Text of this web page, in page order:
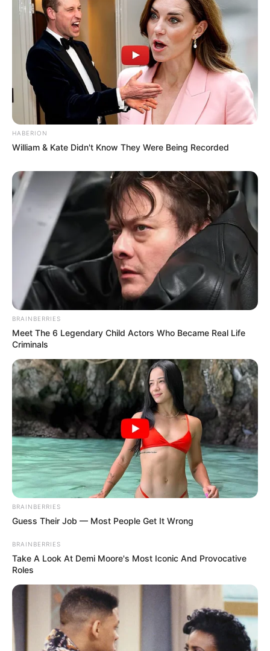
HABERION
William & Kate Didn't Know They Were Being Recorded
BRAINBERRIES
Meet The 6 Legendary Child Actors Who Became Real Life
Criminals
BRAINBERRIES
Guess Their Job — Most People Get It Wrong
BRAINBERRIES
Take A Look At Demi Moore's Most Iconic And Provocative
Roles